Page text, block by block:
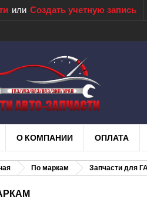
или Создать учетную запись
О КОМПАНИИ ОПЛАТА
По маркам Запчасти для